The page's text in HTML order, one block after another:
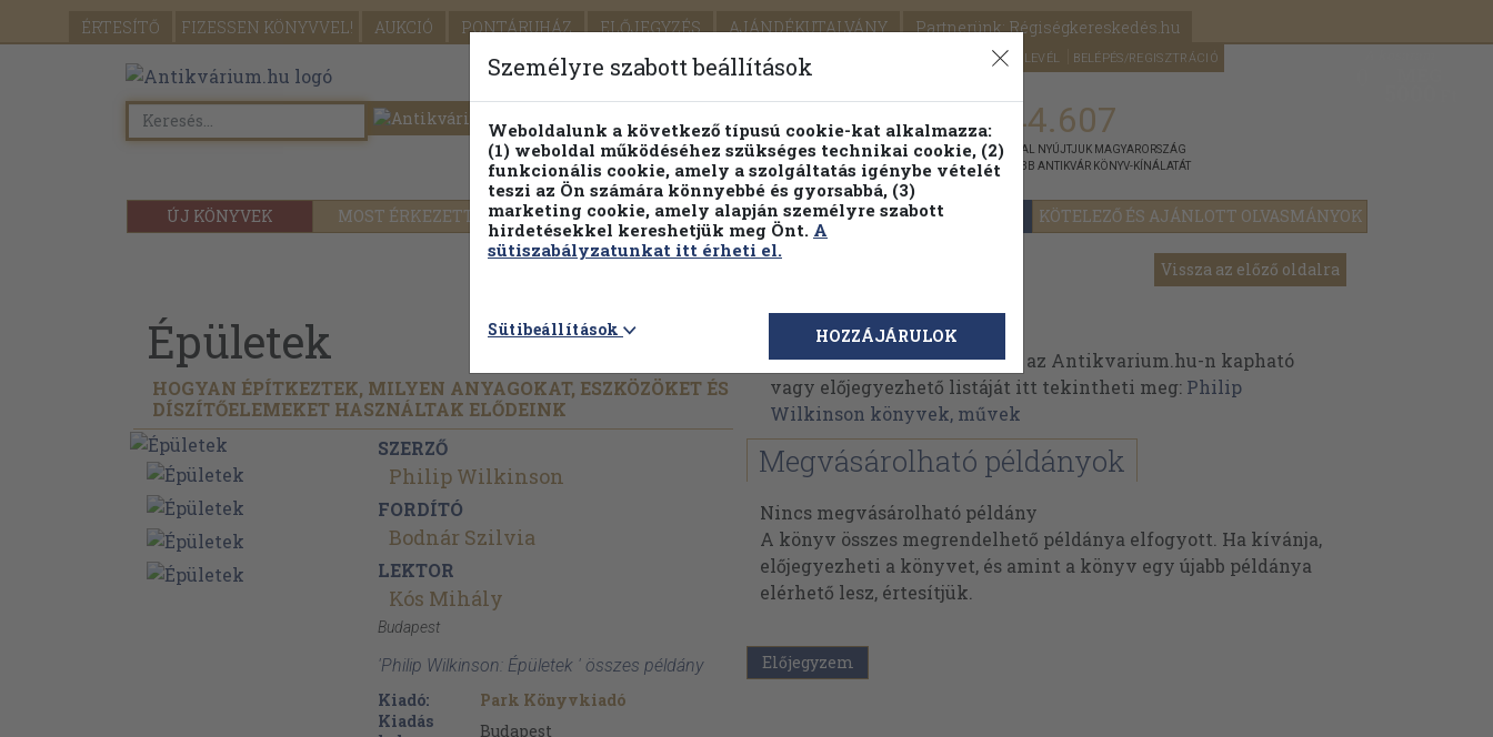
ÉRTESÍTŐ FIZESSEN KÖNYVVEL! AUKCIÓ PONTÁRUHÁZ ELŐJEGYZÉS AJÁNDÉKUTALVÁNY Partnerünk: Régiségkereskedés.hu
SEGÍTSÉG HÍRLEVÉL BELÉPÉS/REGISZTRÁCIÓ
ÚJ KÖNYVEK MOST ÉRKEZETT PILLANATNYI ÁRAINK FENNTARTHATÓ OLVASMÁNYOK KÖTELEZŐ ÉS AJÁNLOTT OLVASMÁNYOK
Részletes kereső Témaköri fa 1.144.607
KIADVÁNNYAL NYÚJTJUK MAGYARORSZÁG
LEGNAGYOBB ANTIKVÁR KÖNYV-KÍNÁLATÁT
Vissza az előző oldalra
Épületek
HOGYAN ÉPÍTKEZTEK, MILYEN ANYAGOKAT, ESZKÖZÖKET ÉS
DÍSZÍTŐELEMEKET HASZNÁLTAK ELŐDEINK
SZERZŐ
Philip Wilkinson
FORDÍTÓ
Bodnár Szilvia
LEKTOR
Kós Mihály
Budapest
'Philip Wilkinson: Épületek ' összes példány
Kiadó:
Park Könyvkiadó
Kiadás
Budapest
Philip Wilkinson
Philip Wilkinson műveinek az Antikvarium.hu-n kapható
vagy előjegyezhető listáját itt tekintheti meg: Philip
Wilkinson könyvek, művek
Megvásárolható példányok
Nincs megvásárolható példány
A könyv összes megrendelhető példánya elfogyott. Ha kívánja,
előjegyezheti a könyvet, és amint a könyv egy újabb példánya
elérhető lesz, értesítjük.
Előjegyzem
Személyre szabott beállítások
Weboldalunk a következő típusú cookie-kat alkalmazza:
(1) weboldal működéséhez szükséges technikai cookie, (2)
funkcionális cookie, amely a szolgáltatás igénybe vételét
teszi az Ön számára könnyebbé és gyorsabbá, (3)
marketing cookie, amely alapján személyre szabott
hirdetésekkel kereshetjük meg Önt. A
sütiszabályzatunkat itt érheti el.
Sütibeállítások HOZZÁJÁRULOK